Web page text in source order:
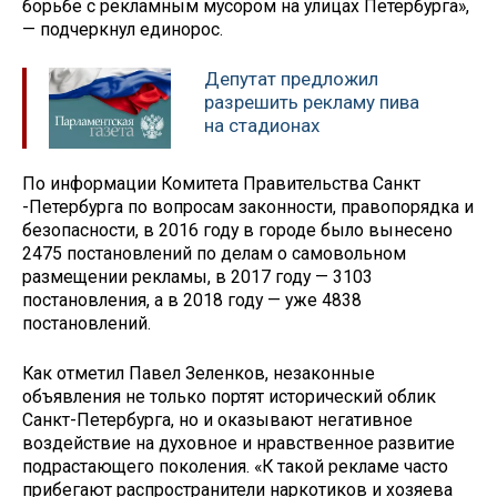
борьбе с рекламным мусором на улицах Петербурга»,
— подчеркнул единорос.
Депутат предложил
разрешить рекламу пива
на стадионах
По информации Комитета Правительства Санкт
-Петербурга по вопросам законности, правопорядка и
безопасности, в 2016 году в городе было вынесено
2475 постановлений по делам о самовольном
размещении рекламы, в 2017 году — 3103
постановления, а в 2018 году — уже 4838
постановлений.
Как отметил Павел Зеленков, незаконные
объявления не только портят исторический облик
Санкт-Петербурга, но и оказывают негативное
воздействие на духовное и нравственное развитие
подрастающего поколения. «К такой рекламе часто
прибегают распространители наркотиков и хозяева